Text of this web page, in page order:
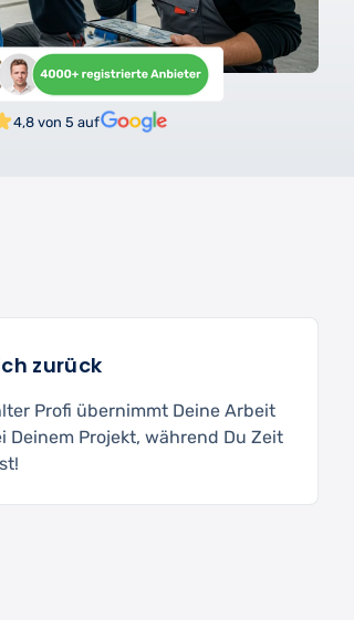
4,8 von 5 auf
zurück
Profi übernimmt Deine Arbeit
Deinem Projekt, während Du Zeit